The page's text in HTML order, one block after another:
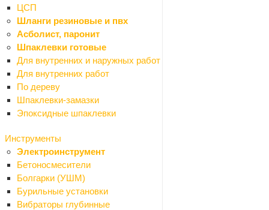
ЦСП
Шланги резиновые и пвх
Асболист, паронит
Шпаклевки готовые
Для внутренних и наружных работ
Для внутренних работ
По дереву
Шпаклевки-замазки
Эпоксидные шпаклевки
Инструменты
Электроинструмент
Бетоносмесители
Болгарки (УШМ)
Бурильные установки
Вибраторы глубинные
ОТПРАВИТЬ